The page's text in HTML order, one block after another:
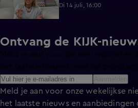
Di 14 juli, 16:00
Ontvang de KIJK-
Meld je aan voor onze wekelijkse
het laatste nieuws en